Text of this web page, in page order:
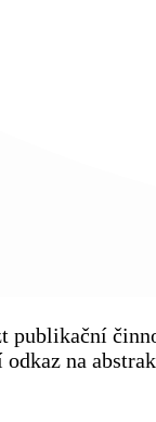
publikační
na